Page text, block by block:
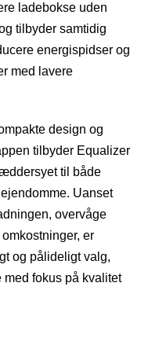
ladebokse uden
tilbyder samtidig
energispidser og
med lavere
design og
tilbyder Equalizer
til både
Uanset
overvåge
er
og pålideligt valg,
fokus på kvalitet